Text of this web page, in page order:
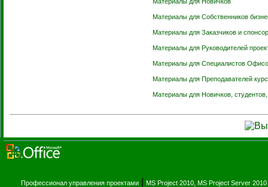
Материалы для Собственников
Материалы для Заказчиков и
Материалы для Руководителей
Материалы для Специалистов
Материалы для Преподавателей
Материалы для Новичков,
Профессионал управления проектами MS Project 2010, MS Project Server 2010